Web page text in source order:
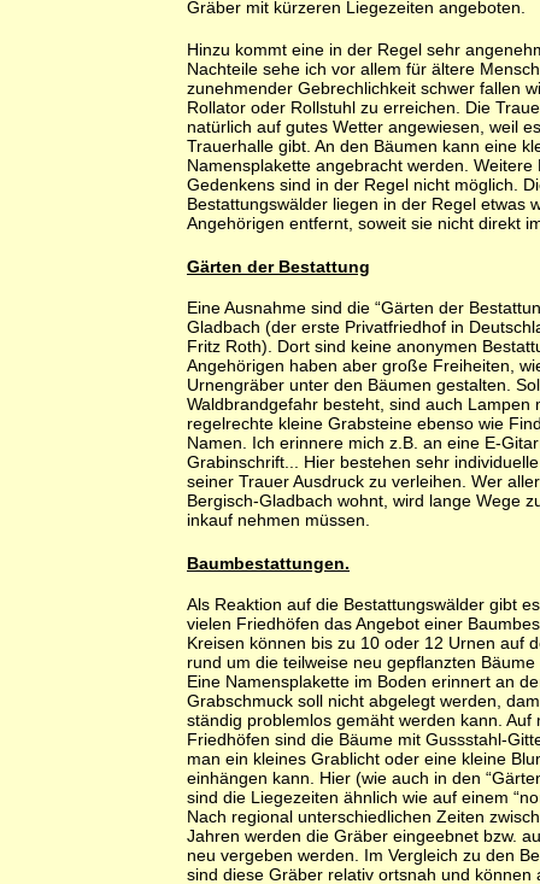
Gräber mit kürzeren Liegezeiten angeboten.
Hinzu kommt eine in der Regel sehr
Nachteile sehe ich vor allem für ältere
zunehmender Gebrechlichkeit schwer fallen
Rollator oder Rollstuhl zu erreichen. Die
natürlich auf gutes Wetter angewiesen, weil
Trauerhalle gibt. An den Bäumen kann eine
Namensplakette angebracht werden. Weitere
Gedenkens sind in der Regel nicht möglich.
Bestattungswälder liegen in der Regel etwas
Angehörigen entfernt, soweit sie nicht direkt
Gärten der Bestattung
Eine Ausnahme sind die “Gärten der
Gladbach (der erste Privatfriedhof in
Fritz Roth). Dort sind keine anonymen
Angehörigen haben aber große Freiheiten,
Urnengräber unter den Bäumen gestalten.
Waldbrandgefahr besteht, sind auch Lampen
regelrechte kleine Grabsteine ebenso wie
Namen. Ich erinnere mich z.B. an eine E-
Grabinschrift... Hier bestehen sehr
seiner Trauer Ausdruck zu verleihen. Wer
Bergisch-Gladbach wohnt, wird lange Wege
inkauf nehmen müssen.
Baumbestattungen.
Als Reaktion auf die Bestattungswälder gibt
vielen Friedhöfen das Angebot einer
Kreisen können bis zu 10 oder 12 Urnen auf
rund um die teilweise neu gepflanzten
Eine Namensplakette im Boden erinnert an
Grabschmuck soll nicht abgelegt werden,
ständig problemlos gemäht werden kann. Auf
Friedhöfen sind die Bäume mit Gussstahl-
man ein kleines Grablicht oder eine kleine
einhängen kann. Hier (wie auch in den
sind die Liegezeiten ähnlich wie auf einem
Nach regional unterschiedlichen Zeiten
Jahren werden die Gräber eingeebnet bzw.
neu vergeben werden. Im Vergleich zu den
sind diese Gräber relativ ortsnah und können